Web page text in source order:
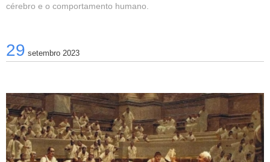
cérebro e o comportamento humano.
29 setembro 2023